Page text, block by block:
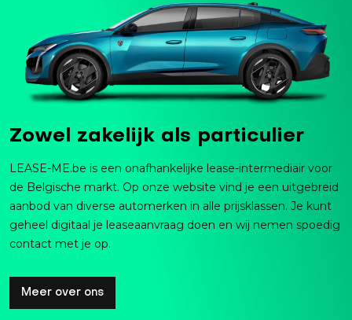
Zowel zakelijk als particulier
LEASE-ME.be is een onafhankelijke lease-intermediair voor
de Belgische markt. Op onze website vind je een uitgebreid
aanbod van diverse automerken in alle prijsklassen. Je kunt
geheel digitaal je leaseaanvraag doen en wij nemen spoedig
contact met je op.
Meer over ons